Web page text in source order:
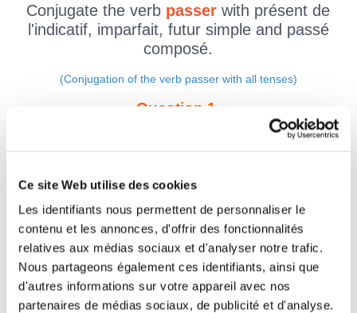
Ce site Web utilise des cookies
Les identifiants nous permettent de personnaliser le
contenu et les annonces, d'offrir des fonctionnalités
relatives aux médias sociaux et d'analyser notre trafic.
Nous partageons également ces identifiants, ainsi que
d'autres informations sur votre appareil avec nos
partenaires de médias sociaux, de publicité et d'analyse.
Conjugate the verb passer with présent de
l'indicatif, imparfait, futur simple and passé
composé.
(Conjugation of the verb passer with all tenses)
Question 1.
Question 2.
passer - Indicatif Présent
nous
Question 3.
passer - Indicatif Passé composé
il